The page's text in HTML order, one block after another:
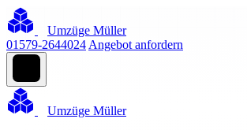
Umzüge Müller
01579-2644024 Angebot anfordern
Umzüge Müller